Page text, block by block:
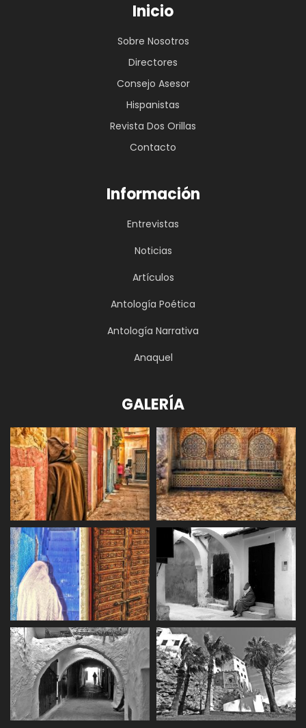
Inicio
Sobre Nosotros
Directores
Consejo Asesor
Hispanistas
Revista Dos Orillas
Contacto
Información
Entrevistas
Noticias
Artículos
Antología Poética
Antología Narrativa
Anaquel
GALERÍA